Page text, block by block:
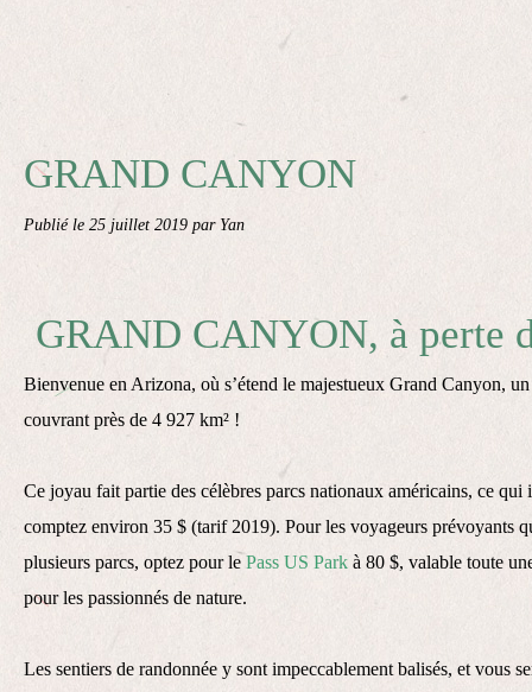
GRAND CANYON
Publié le 25 juillet 2019 par Yan
GRAND CANYON, à perte
Bienvenue en Arizona, où s’étend le majestueux Grand Canyon,
couvrant près de 4 927 km² !
Ce joyau fait partie des célèbres parcs nationaux américains, ce qui
comptez environ 35 $ (tarif 2019). Pour les voyageurs prévoyants
plusieurs parcs, optez pour le Pass US Park à 80 $, valable toute
pour les passionnés de nature.
Les sentiers de randonnée y sont impeccablement balisés, et vous